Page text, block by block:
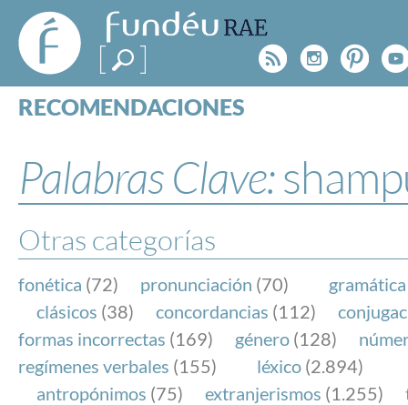
FundéuRAE
- Fundación
del Español
Urgente
Rss
RECOMENDACIONES
ESPECIALES
BLOG
NOTICIAS
SOBRE LA FUNDÉURAE
FundéuRAE es una fundación patrocinada por la
y la Real Academia Española, cuyo objetivo es
el buen uso del español en los medios de
Internet.
Palabras Clave:
Otras categorías
fonética (72) pronunciación (70) gramática
clásicos (38) concordancias (112)
formas incorrectas (169) género (128)
regímenes verbales (155) léxico (2.894)
antropónimos (75) extranjerismos (1.255)